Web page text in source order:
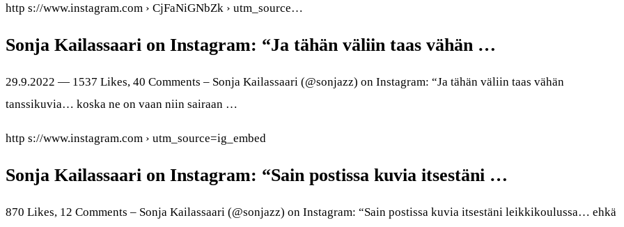
http s://www.instagram.com › CjFaNiGNbZk › utm_source…
Sonja Kailassaari on Instagram: “Ja tähän väliin taas vähän …
29.9.2022 — 1537 Likes, 40 Comments – Sonja Kailassaari (@sonjazz) on Instagram: “Ja tähän väliin taas vähän
tanssikuvia… koska ne on vaan niin sairaan …
http s://www.instagram.com › utm_source=ig_embed
Sonja Kailassaari on Instagram: “Sain postissa kuvia itsestäni …
870 Likes, 12 Comments – Sonja Kailassaari (@sonjazz) on Instagram: “Sain postissa kuvia itsestäni leikkikoulussa… ehkä